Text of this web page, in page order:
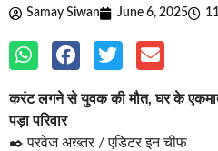
Samay Siwan June 6, 2025
करंट लगने से युवक की मौत, घर के
पड़ा परिवार
✒️ परवेज अख्तर / एडिटर इन चीफ